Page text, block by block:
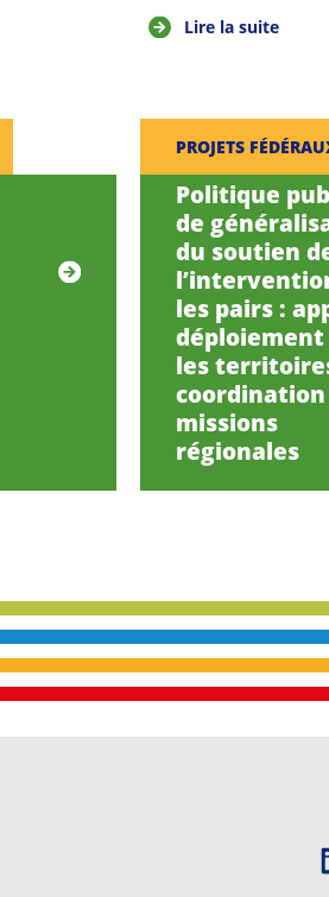
Lire la suite
PROJETS
Politique
de
du soutien
les pairs :
les
coordination
missions
régionales